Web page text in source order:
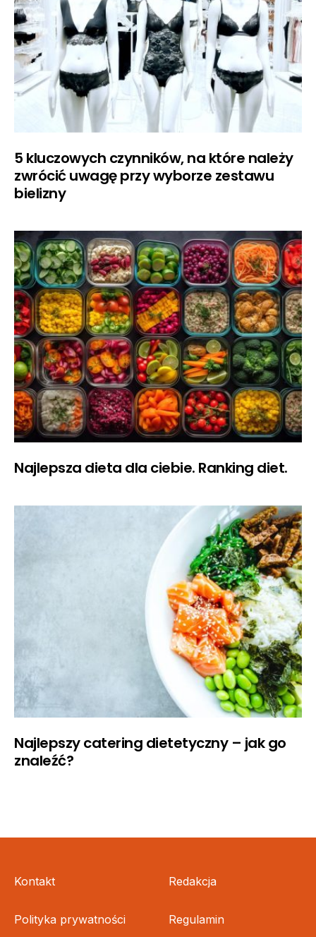
5 kluczowych czynników, na które należy
zwrócić uwagę przy wyborze zestawu
bielizny
Najlepsza dieta dla ciebie. Ranking diet.
Najlepszy catering dietetyczny – jak go
znaleźć?
Kontakt Redakcja
Polityka prywatności Regulamin